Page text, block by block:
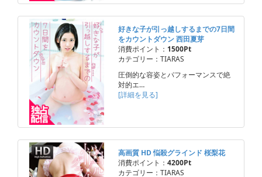
好きな子が引っ越しするまでの7日間
をカウントダウン 西田夏芽
消費ポイント： 1500Pt
カテゴリー：TIARAS
圧倒的な容姿とパフォーマンスで絶
対的エ…
[詳細を見る]
高画質 HD 悩殺グラインド 桜梨花
消費ポイント： 4200Pt
カテゴリー：TIARAS